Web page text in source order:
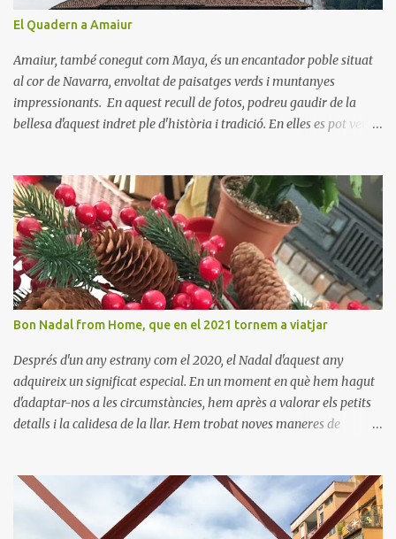
El Quadern a Amaiur
Amaiur, també conegut com Maya, és un encantador poble situat
al cor de Navarra, envoltat de paisatges verds i muntanyes
impressionants. En aquest recull de fotos, podreu gaudir de la
bellesa d'aquest indret ple d'història i tradició. En elles es pot veure
cultura navarresa i gaudir de la tranquil·litat d'un poble que
conserva el seu encant tradicional. Us animem a descobrir aquest
meravellós lloc i a deixar-vos captivar per la seva bellesa!
Bon Nadal from Home, que en el 2021 tornem a viatjar
Després d'un any estrany com el 2020, el Nadal d'aquest any
adquireix un significat especial. En un moment en què hem hagut
d'adaptar-nos a les circumstàncies, hem après a valorar els petits
detalls i la calidesa de la llar. Hem trobat noves maneres de
tornar a descobrir nous llocs i viure noves experiències. Desitgem
que aquest Nadal us porti pau, amor i moments inoblidables. Bon
Nadal i un pròsper Any Nou!